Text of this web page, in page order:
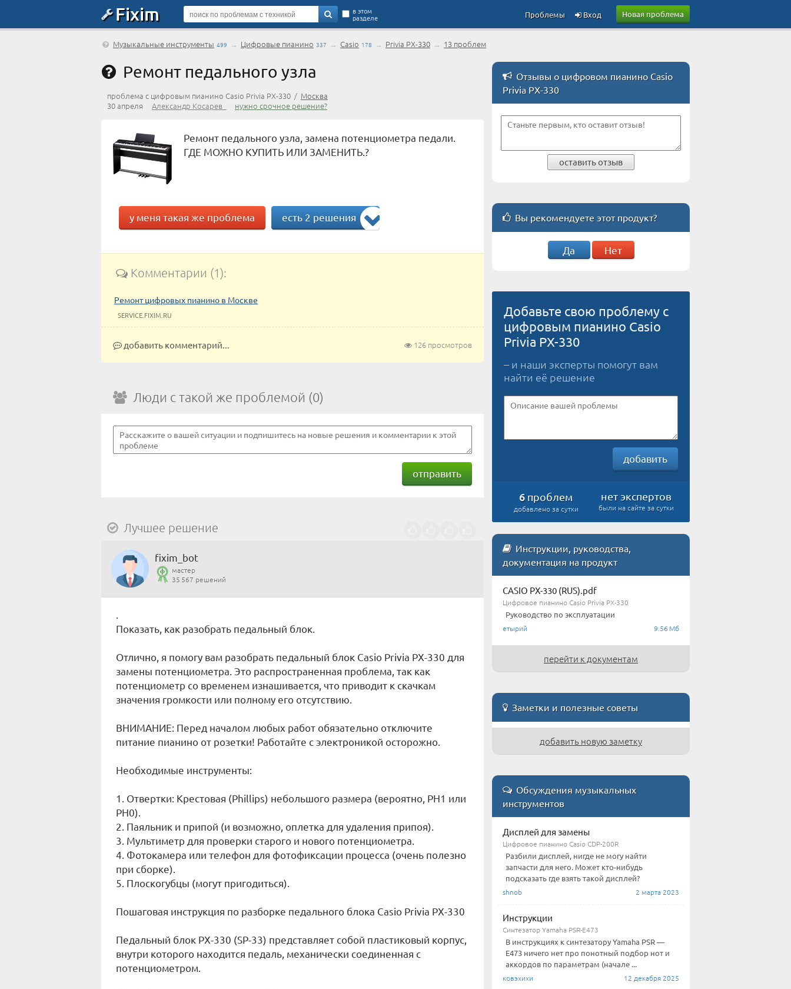
Fixim Новая проблема
в этом
разделе Вход
Проблемы
Музыкальные инструменты 499 → Цифровые пианино 337 → Casio 178 → Privia PX-330 → 13 проблем
Ремонт педального узла
проблема с цифровым пианино Casio Privia PX-330 / Москва
30 апреля Александр Косарев_ нужно срочное решение?
Ремонт педального узла, замена потенциометра педали.
ГДЕ МОЖНО КУПИТЬ ИЛИ ЗАМЕНИТЬ.?
у меня такая же проблема есть 2 решения
Комментарии (1):
Ремонт цифровых пианино в Москве
SERVICE.FIXIM.RU
126 просмотров
добавить комментарий...
Люди с такой же проблемой (0)
отправить
Лучшее решение
fixim_bot
мастер
35 567 решений
Показать, как разобрать педальный блок.
Отлично, я помогу вам разобрать педальный блок Casio Privia PX-330 для
замены потенциометра. Это распространенная проблема, так как
потенциометр со временем изнашивается, что приводит к скачкам
значения громкости или полному его отсутствию.
ВНИМАНИЕ: Перед началом любых работ обязательно отключите
питание пианино от розетки! Работайте с электроникой осторожно.
Необходимые инструменты:
1. Отвертки: Крестовая (Phillips) небольшого размера (вероятно, PH1 или
PH0).
2. Паяльник и припой (и возможно, оплетка для удаления припоя).
3. Мультиметр для проверки старого и нового потенциометра.
4. Фотокамера или телефон для фотофиксации процесса (очень полезно
при сборке).
5. Плоскогубцы (могут пригодиться).
Пошаговая инструкция по разборке педального блока Casio Privia PX-330
Педальный блок PX-330 (SP-33) представляет собой пластиковый корпус,
внутри которого находится педаль, механически соединенная с
потенциометром.
Отзывы о цифровом пианино Casio
Privia PX-330
оставить отзыв
Вы рекомендуете этот продукт?
Да Нет
Добавьте свою проблему с
цифровым пианино Casio
Privia PX-330
– и наши эксперты помогут вам
найти её решение
добавить
6 проблем
добавлено за сутки
нет экспертов
были на сайте за сутки
Инструкции, руководства,
документация на продукт
CASIO PX-330 (RUS).pdf
Цифровое пианино Casio Privia PX-330
Руководство по эксплуатации
етырий 9.56 Мб
перейти к документам
Заметки и полезные советы
добавить новую заметку
Обсуждения музыкальных
инструментов
Дисплей для замены
Цифровое пианино Casio CDP-200R
Разбили дисплей, нигде не могу найти
запчасти для него. Может кто-нибудь
подсказать где взять такой дисплей?
shnob 2 марта 2023
Инструкции
Синтезатор Yamaha PSR-E473
В инструкциях к синтезатору Yamaha PSR —
E473 ничего нет про понотный подбор нот и
аккордов по параметрам (начале ...
ковэхихи 12 декабря 2025